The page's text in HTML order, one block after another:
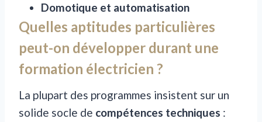
Domotique et automatisation
Quelles aptitudes particulières
peut-on développer durant une
formation électricien ?
La plupart des programmes insistent sur un
solide socle de compétences techniques :